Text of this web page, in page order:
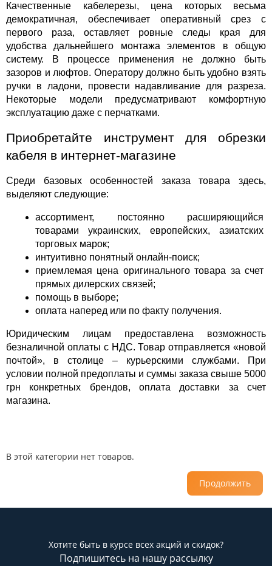
Качественные кабелерезы, цена которых весьма
демократичная, обеспечивает оперативный срез с
первого раза, оставляет ровные следы края для
удобства дальнейшего монтажа элементов в общую
систему. В процессе применения не должно быть
зазоров и люфтов. Оператору должно быть удобно взять
ручки в ладони, провести надавливание для разреза.
Некоторые модели предусматривают комфортную
эксплуатацию даже с перчатками.
Приобретайте инструмент для обрезки
кабеля в интернет-магазине
Среди базовых особенностей заказа товара здесь,
выделяют следующие:
ассортимент, постоянно расширяющийся
товарами украинских, европейских, азиатских
торговых марок;
интуитивно понятный онлайн-поиск;
приемлемая цена оригинального товара за счет
прямых дилерских связей;
помощь в выборе;
оплата наперед или по факту получения.
Юридическим лицам предоставлена возможность
безналичной оплаты с НДС. Товар отправляется «новой
почтой», в столице – курьерскими службами. При
условии полной предоплаты и суммы заказа свыше 5000
грн конкретных брендов, оплата доставки за счет
магазина.
В этой категории нет товаров.
Продолжить
Хотите быть в курсе всех акций и скидок?
Подпишитесь на нашу рассылку